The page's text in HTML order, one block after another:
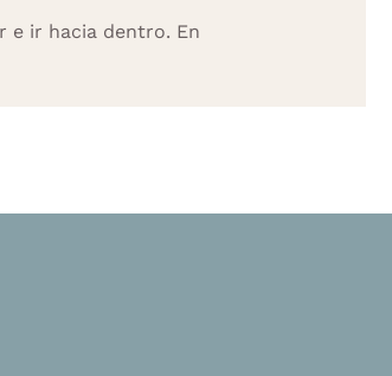
e ir hacia dentro. En